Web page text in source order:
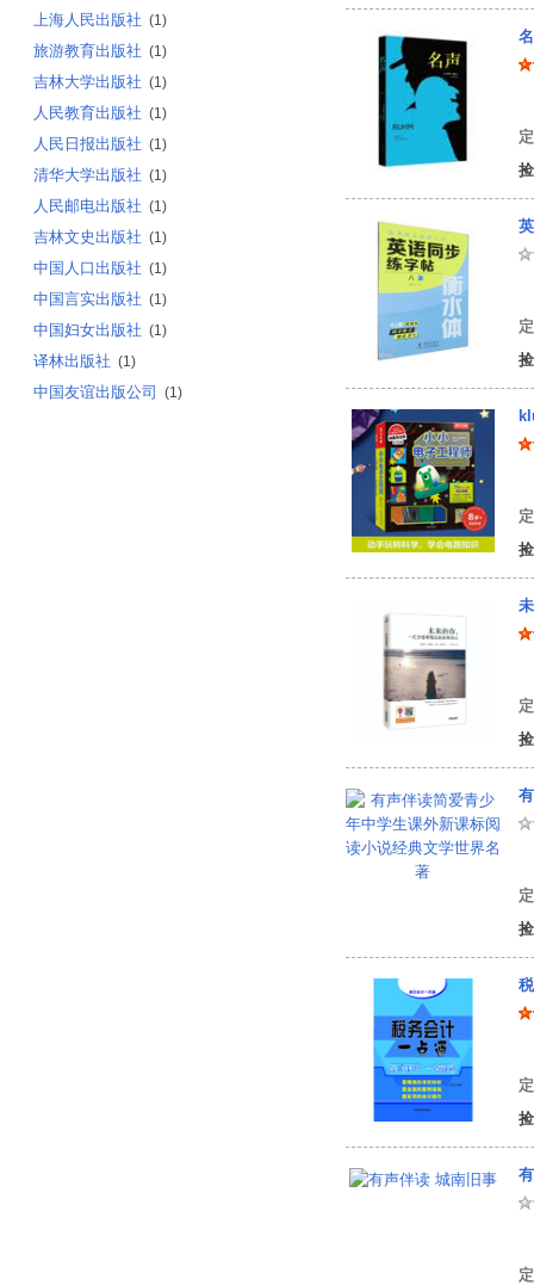
上海人民出版社 (1)
旅游教育出版社 (1)
吉林大学出版社 (1)
人民教育出版社 (1)
人民日报出版社 (1)
清华大学出版社 (1)
人民邮电出版社 (1)
吉林文史出版社 (1)
中国人口出版社 (1)
中国言实出版社 (1)
中国妇女出版社 (1)
译林出版社 (1)
中国友谊出版公司 (1)